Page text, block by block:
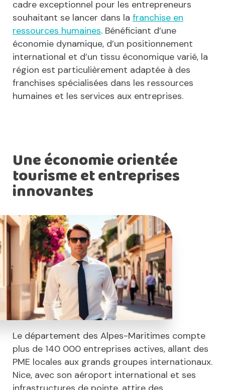
cadre exceptionnel pour les entrepreneurs
souhaitant se lancer dans la franchise en
ressources humaines. Bénéficiant d’une
économie dynamique, d’un positionnement
international et d’un tissu économique varié, la
région est particulièrement adaptée à des
franchises spécialisées dans les ressources
humaines et les services aux entreprises.
Une économie orientée
tourisme et entreprises
innovantes
Le département des Alpes-Maritimes compte
plus de 140 000 entreprises actives, allant des
PME locales aux grands groupes internationaux.
Nice, avec son aéroport international et ses